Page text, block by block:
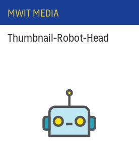
MWIT MEDIA
Thumbnail-Robot-Head